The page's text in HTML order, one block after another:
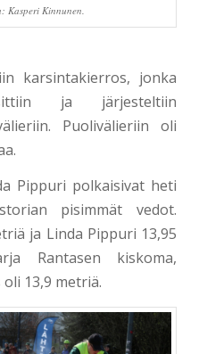
Kasperi Kinnunen.
karsintakierros, jonka
ja järjesteltiin
Puolivälieriin oli
Pippuri polkaisivat heti
pisimmät vedot.
ja Linda Pippuri 13,95
Rantasen kiskoma,
13,9 metriä.